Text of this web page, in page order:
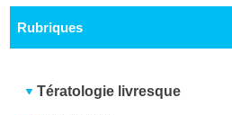
Rubriques
Tératologie livresque